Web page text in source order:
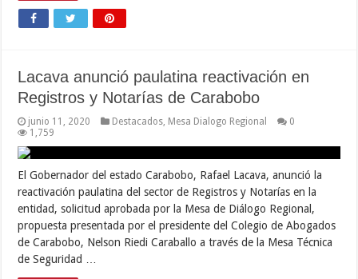
Lacava anunció paulatina reactivación en
Registros y Notarías de Carabobo
junio 11, 2020 Destacados Mesa Dialogo Regional
0
1,759
El Gobernador del estado Carabobo, Rafael Lacava, anunció la
reactivación paulatina del sector de Registros y Notarías en la
entidad, solicitud aprobada por la Mesa de Diálogo Regional,
propuesta presentada por el presidente del Colegio de Abogados
de Carabobo, Nelson Riedi Caraballo a través de la Mesa Técnica
de Seguridad …